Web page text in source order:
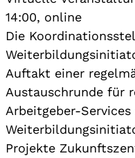
14:00, online
Die
Auftakt einer
Austauschrunde für
Arbeitgeber-
Projekte